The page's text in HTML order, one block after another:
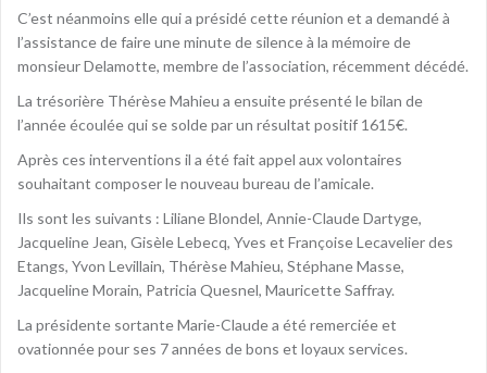
C’est néanmoins elle qui a présidé cette réunion et a demandé à
l’assistance de faire une minute de silence à la mémoire de
monsieur Delamotte, membre de l’association, récemment décédé.
La trésorière Thérèse Mahieu a ensuite présenté le bilan de
l’année écoulée qui se solde par un résultat positif 1615€.
Après ces interventions il a été fait appel aux volontaires
souhaitant composer le nouveau bureau de l’amicale.
Ils sont les suivants : Liliane Blondel, Annie-Claude Dartyge,
Jacqueline Jean, Gisèle Lebecq, Yves et Françoise Lecavelier des
Etangs, Yvon Levillain, Thérèse Mahieu, Stéphane Masse,
Jacqueline Morain, Patricia Quesnel, Mauricette Saffray.
La présidente sortante Marie-Claude a été remerciée et
ovationnée pour ses 7 années de bons et loyaux services.